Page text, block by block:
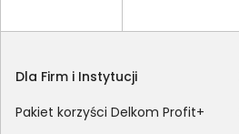
Dla Firm i Instytucji
Pakiet korzyści Delkom Profit+